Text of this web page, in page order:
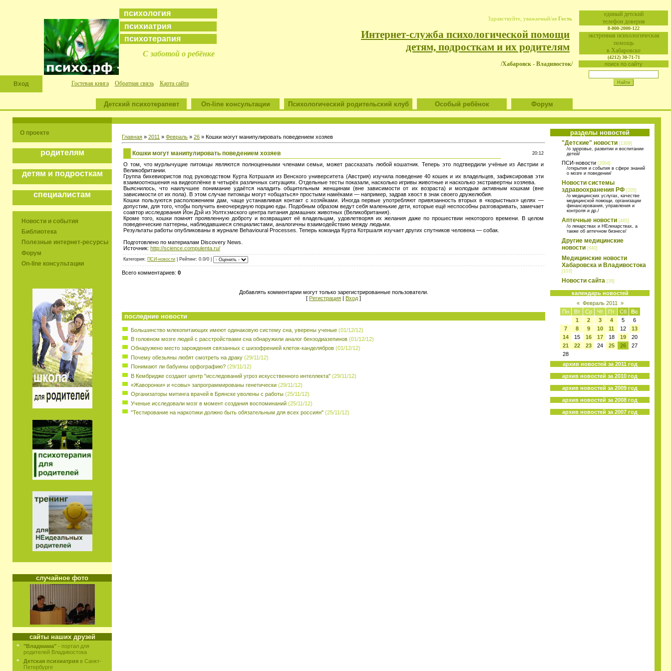
eдиный детский
телефон доверия
8-800-2000-122
экстренная психологическая
помощь
в Хабаровске
(4212) 30-71-71
поиск по сайту
психология
психиатрия
психотерапия
С заботой о ребёнке
Здравствуйте, уважаемый/ая Гость
Интернет-служба психологической помощи
детям, подросткам и их родителям
/Хабаровск - Владивосток/
Вход Гостевая книга Обратная связь Карта сайта
Детский психотерапевт On-line консультации Психологический родительский клуб Особый ребёнок Форум
О проекте
родителям
детям и подросткам
специалистам
Новости и события
Библиотека
Полезные интернет-ресурсы
Форум
On-line консультации
случайное фото
сайты наших друзей
"Владмама" - портал для
родителей Владивостока
Детская психиатрия в Санкт-
Петербурге
Главная » 2011 » Февраль » 26 » Кошки могут манипулировать поведением хозяев
Кошки могут манипулировать поведением хозяев 20:12
О том, что мурлычущие питомцы являются полноценными членами семьи, может рассказать любой кошатник. Теперь это подтвердили учёные из Австрии и
Великобритании.
Группа бихевиористов под руководством Курта Котршаля из Венского университета (Австрия) изучила поведение 40 кошек и их владельцев, зафиксировав эти
взаимоотношения на видеоплёнке в четырёх различных ситуациях. Отдельные тесты показали, насколько игривы животные и насколько экстравертны хозяева.
Выяснилось, что наилучшее понимание удаётся наладить общительным женщинам (вне зависимости от их возраста) и молодым активным кошкам (вне
зависимости от их пола). В этом случае питомцы могут «общаться» простыми намёками — например, задрав хвост в знак своего дружелюбия.
Кошки пользуются расположением дам, чаще устанавливая контакт с хозяйками. Иногда первые употребляют привязанность вторых в «корыстных» целях —
допустим, для того, чтобы получить внеочередную порцию еды. Подобным образом ведут себя маленькие дети, которые ещё неспособны разговаривать, замечает
соавтор исследования Йон Дэй из Уолтхэмского центра питания домашних животных (Великобритания).
Кроме того, кошки помнят проявленную доброту и возвращают её владельцам, удовлетворяя их желания даже по прошествии некоторого времени. В целом
поведенческие паттерны, наблюдавшиеся специалистами, аналогичны взаимодействию между людьми.
Результаты работы опубликованы в журнале Behavioural Processes. Теперь команда Курта Котршаля изучает других спутников человека — собак.
Подготовлено по материалам Discovery News.
Источник: http://science.compulenta.ru/
Категория: ПСИ-новости | Рейтинг: 0.0/0 |
Всего комментариев: 0
Добавлять комментарии могут только зарегистрированные пользователи.
[ Регистрация | Вход ]
последние новости
Большинство млекопитающих имеют одинаковую систему сна, уверены ученые (01/12/12)
В головном мозге людей с расстройствами сна обнаружили аналог бензодиазепинов (01/12/12)
Обнаружено место зарождения связанных с шизофренией клеток-канделябров (01/12/12)
Почему обезьяны любят смотреть на драку (29/11/12)
Понимают ли бабуины орфографию? (29/11/12)
В Кембридже создают центр "исследований угроз искусственного интеллекта" (29/11/12)
«Жаворонки» и «совы» запрограммированы генетически (29/11/12)
Организаторы митинга врачей в Брянске уволены с работы (25/11/12)
Ученые исследовали мозг в момент создания воспоминаний (25/11/12)
"Тестирование на наркотики должно быть обязательным для всех россиян" (25/11/12)
разделы новостей
"Детские" новости [1309]
/о здоровье, развитии и воспитании
детей/
ПСИ-новости [2004]
/открытия и события в сфере знаний
о мозге и поведении/
Новости системы
здравоохранения РФ [205]
/о медицинских услугах, качестве
медицинской помощи, организации
финансирования, управления и
контроля и др./
Аптечные новости [465]
/о лекарствах и НЕлекарствах, а
также об аптечном бизнесе/
Другие медицинские
новости [640]
Медицинские новости
Хабаровска и Владивостока
[103]
Новости сайта [39]
календарь новостей
« Февраль 2011
»
Пн
Вт Ср Чт Пт Сб
Вс
1
2 3 4 5
6
7
8 9 10 11 12
13
14
15 16 17 18 19
20
21
22 23 24 25 26
27
28
архив новостей за 2011 год
архив новостей за 2010 год
архив новостей за 2009 год
архив новостей за 2008 год
архив новостей за 2007 год